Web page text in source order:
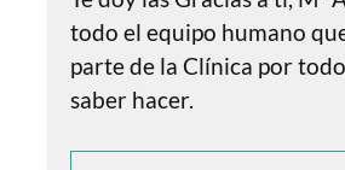
todo el equipo humano
parte de la Clínica por
saber hacer.